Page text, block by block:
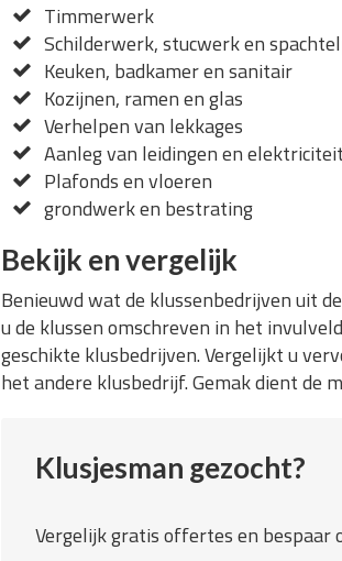
Timmerwerk
Schilderwerk, stucwerk en
Keuken, badkamer en sanitair
Kozijnen, ramen en glas
Verhelpen van lekkages
Aanleg van leidingen en elektriciteit
Plafonds en vloeren
grondwerk en bestrating
Bekijk en vergelijk
Benieuwd wat de klussenbedrijven uit
u de klussen omschreven in het
geschikte klusbedrijven. Vergelijkt u
het andere klusbedrijf. Gemak dient de
Klusjesman gezocht?
Vergelijk gratis offertes en bespaar